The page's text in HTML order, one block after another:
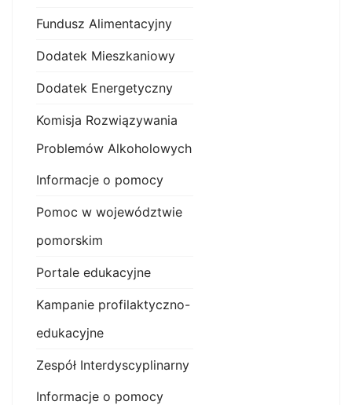
Fundusz Alimentacyjny
Dodatek Mieszkaniowy
Dodatek Energetyczny
Komisja Rozwiązywania
Problemów Alkoholowych
Informacje o pomocy
Pomoc w województwie
pomorskim
Portale edukacyjne
Kampanie profilaktyczno-
edukacyjne
Zespół Interdyscyplinarny
Informacje o pomocy